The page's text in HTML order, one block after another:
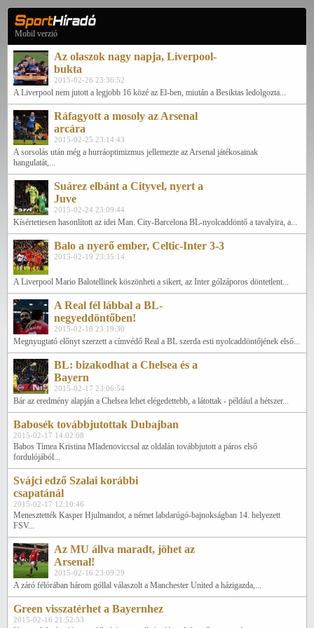
Mobil verzió
Az olaszok nagy napja, Liverpool-
bukta
2015-02-26 23:36:52
A Liverpool nem jutott a legjobb 16 közé az El-ben, miután a Besiktas ledolgozta...
Ráfagyott a mosoly az Arsenal
arcára
2015-02-25 23:14:43
A sorsolás után még a hurráoptimizmus jellemezte az Arsenal játékosainak
hangulatát,...
Suárez elbánt a Cityvel, nyert a
Juve
2015-02-24 23:09:44
Kísértetiesen hasonlított az idei Man. City-Barcelona BL-nyolcaddöntő a tavalyira, a...
Balo a nyerő ember, Celtic-Inter 3-3
2015-02-19 23:35:14
A Liverpool Mario Balotellinek köszönheti a sikert, az Inter gólzáporos döntetlent...
A Real fél lábbal a BL-
negyeddöntőben!
2015-02-18 23:19:30
Megnyugtató előnyt szerzett a címvédő Real a BL szerda esti nyolcaddöntőjének első...
BL: bizakodhat a Chelsea és a
Bayern
2015-02-17 23:06:54
Bár az eredmény alapján a Chelsea lehet elégedettebb, a látottak - például a hétszer...
Babosék továbbjutottak Dubajban
2015-02-17 14:02:08
Babos Tímea Kristina Mladenoviccsal az oldalán továbbjutott a páros első
fordulójából...
Svájci edző Szalai korábbi
csapatánál
2015-02-17 12:10:46
Menesztették Kasper Hjulmandot, a német labdarúgó-bajnokságban 14. helyezett
FSV...
Az MU állva maradt, jöhet az
Arsenal!
2015-02-16 23:09:29
A záró félórában három góllal válaszolt a Manchester United a házigazda,...
Green visszatérhet a Bayernhez
2015-02-16 21:52:53